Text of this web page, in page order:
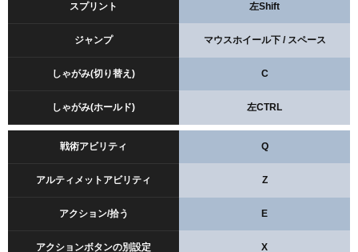
スプリント 左Shift
ジャンプ マウスホイール下 / スペース
しゃがみ(切り替え) C
しゃがみ(ホールド) 左CTRL
戦術アビリティ Q
アルティメットアビリティ Z
アクション/拾う E
アクションボタンの別設定 X